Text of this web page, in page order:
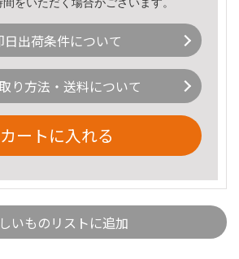
日出荷条件について
り方法・送料について
カートに入れる
いものリストに追加